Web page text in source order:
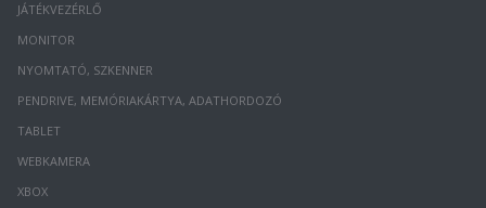
JÁTÉKVEZÉRLŐ
MONITOR
NYOMTATÓ, SZKENNER
PENDRIVE, MEMÓRIAKÁRTYA, ADATHORDOZÓ
TABLET
WEBKAMERA
XBOX